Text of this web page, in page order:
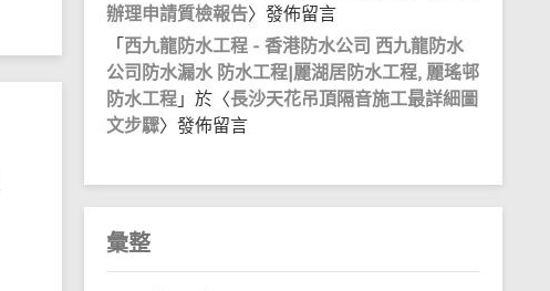
辦理申請質檢報告〉發佈留言
「 西九龍防水工程 - 香港防水公司 西九龍防水
公司防水漏水 防水工程|麗湖居防水工程, 麗瑤邨
防水工程 」於〈長沙天花吊頂隔音施工最詳細圖
文步驟〉發佈留言
彙整